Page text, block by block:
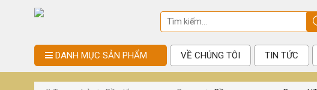
DANH MỤC SẢN PHẨM VỀ CHÚNG TÔI TIN TỨC